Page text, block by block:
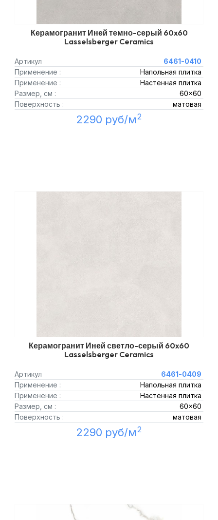
Керамогранит Иней темно-серый 60x60
Lasselsberger Ceramics
Артикул
6461-0410
Применение :
Напольная плитка
Применение :
Настенная плитка
Размер, см :
60x60
Поверхность :
матовая
2290 руб/м2
Керамогранит Иней светло-серый 60x60
Lasselsberger Ceramics
Артикул
6461-0409
Применение :
Напольная плитка
Применение :
Настенная плитка
Размер, см :
60x60
Поверхность :
матовая
2290 руб/м2